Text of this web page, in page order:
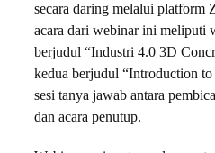
secara daring melalui platform
acara dari webinar ini meliputi
berjudul “Industri 4.0 3D
kedua berjudul “Introduction
sesi tanya jawab antara
dan acara penutup.